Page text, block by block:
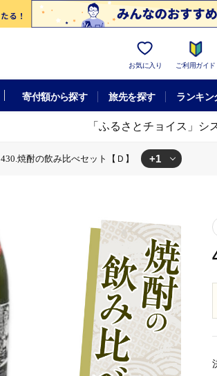
お気に入り ご利用ガイド
寄付額から探す 旅先を探す ランキン
「ふるさとチョイス」シ
430.焼酎の飲み比べセット【Ｄ】 +1